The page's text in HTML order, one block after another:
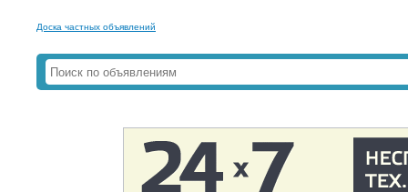
Доска частных объявлений